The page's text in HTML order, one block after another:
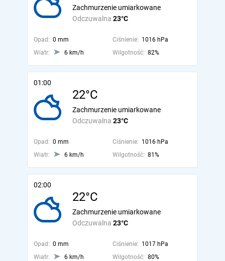
Odczuwalna 23°C
Zachmurzenie umiarkowane
Opad: 0 mm Ciśnienie: 1016 hPa
Wiatr:
6 km/h Wilgotność: 82%
01:00
22°C
Odczuwalna 23°C
Zachmurzenie umiarkowane
Opad: 0 mm Ciśnienie: 1016 hPa
Wiatr:
6 km/h Wilgotność: 81%
02:00
22°C
Odczuwalna 23°C
Zachmurzenie umiarkowane
Opad: 0 mm Ciśnienie: 1017 hPa
Wiatr:
6 km/h Wilgotność: 80%